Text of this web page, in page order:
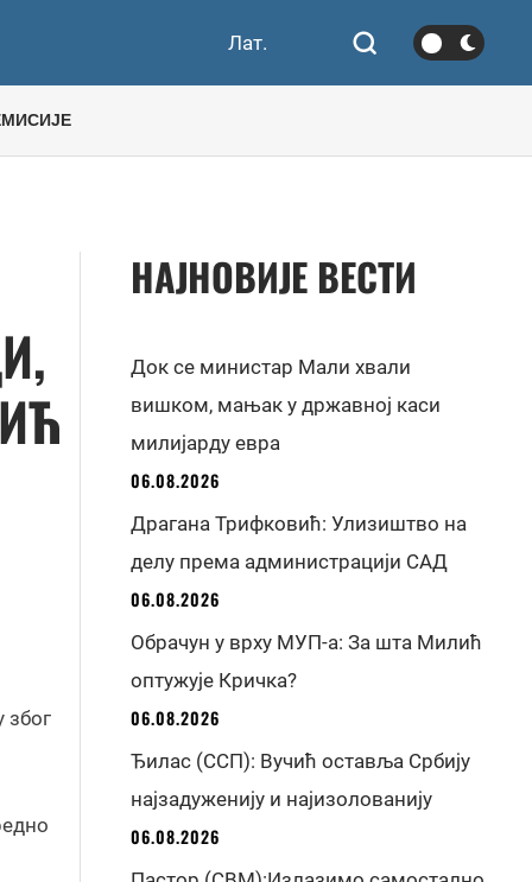
Лат.
због
НАЈНОВИЈЕ ВЕСТИ
Док се министар Мали хвали
вишком, мањак у државној каси
милијарду евра
06.08.2026
Драгана Трифковић: Улизиштво на
делу према администрацији САД
06.08.2026
Обрачун у врху МУП-а: За шта Милић
оптужује Кричка?
06.08.2026
Ђилас (ССП): Вучић оставља Србију
најзадуженију и најизолованију
06.08.2026